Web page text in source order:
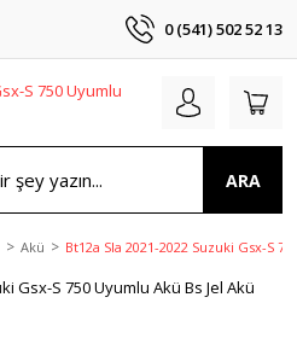
0 (541) 502 52 13
ARA
Akü Bt12a Sla 2021-2022 Suzuki Gsx-S